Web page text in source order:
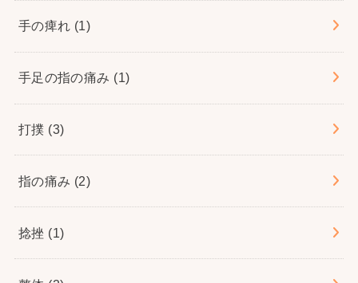
手の痺れ (1)
手足の指の痛み (1)
打撲 (3)
指の痛み (2)
捻挫 (1)